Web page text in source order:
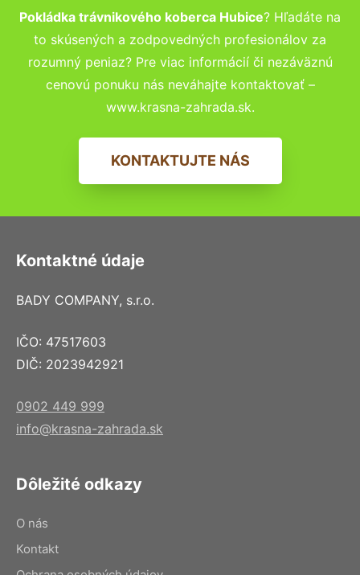
Pokládka trávnikového koberca Hubice? Hľadáte na
to skúsených a zodpovedných profesionálov za
rozumný peniaz? Pre viac informácií či nezáväznú
cenovú ponuku nás neváhajte kontaktovať –
www.krasna-zahrada.sk.
KONTAKTUJTE NÁS
Kontaktné údaje
BADY COMPANY, s.r.o.
IČO: 47517603
DIČ: 2023942921
0902 449 999
info@krasna-zahrada.sk
Dôležité odkazy
O nás
Kontakt